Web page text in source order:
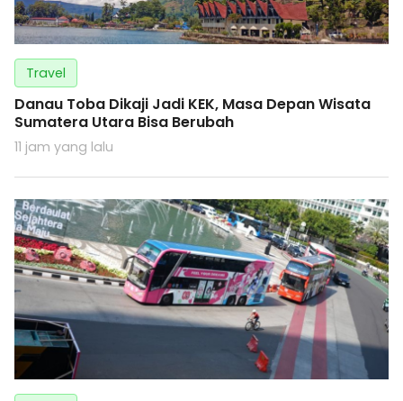
Travel
Danau Toba Dikaji Jadi KEK, Masa Depan Wisata
Sumatera Utara Bisa Berubah
11 jam yang lalu